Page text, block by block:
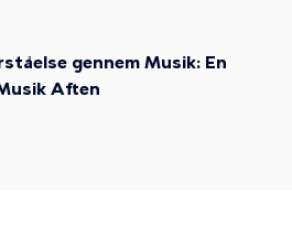
gennem Musik: En
Aften